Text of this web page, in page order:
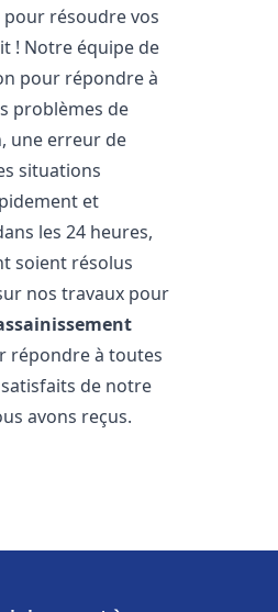
résoudre vos
! Notre équipe de
pour répondre à
problèmes de
une erreur de
situations
et
les 24 heures,
soient résolus
nos travaux pour
répondre à toutes
de notre
avons reçus.